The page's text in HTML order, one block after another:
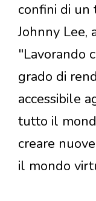
confini di un
Johnny Lee,
"Lavorando
grado di
accessibile
tutto il
creare
il mondo